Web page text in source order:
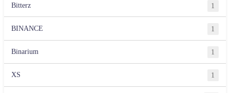
Bitterz 1
BINANCE 1
Binarium 1
XS 1